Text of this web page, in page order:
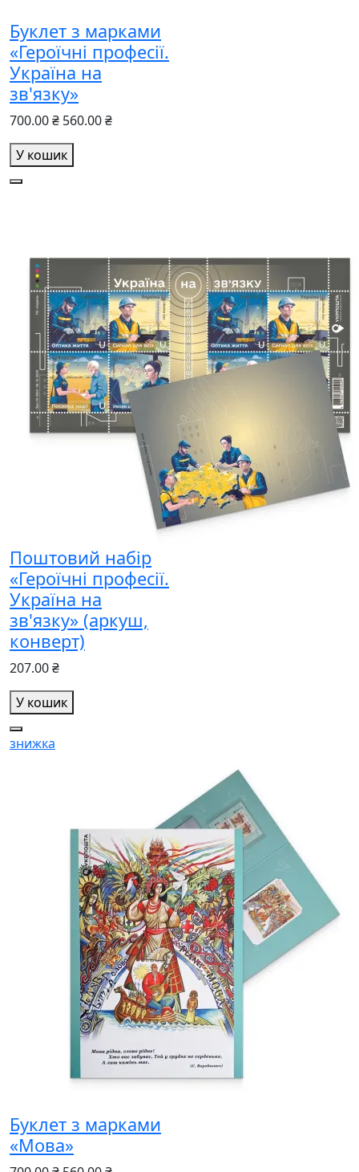
Буклет з марками
«Героїчні професії.
Україна на
зв'язку»
700.00 ₴ 560.00 ₴
У кошик
Поштовий набір
«Героїчні професії.
Україна на
зв'язку» (аркуш,
конверт)
207.00 ₴
У кошик
знижка
Буклет з марками
«Мова»